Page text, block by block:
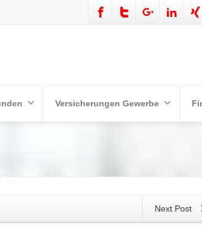
Versicherungen Gewerbe
Next Post